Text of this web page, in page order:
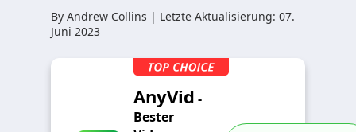
By Andrew Collins | Letzte Aktualisierung: 07.
Juni 2023
AnyVid -
Bester